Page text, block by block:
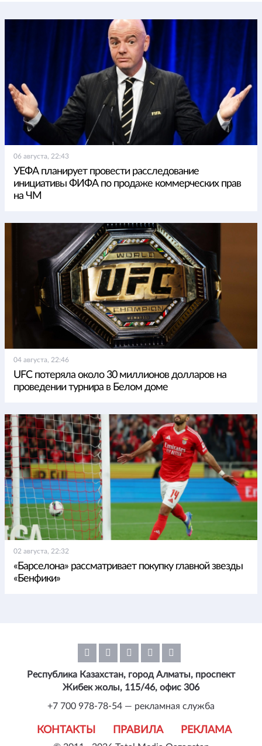
06 августа, 22:43
УЕФА планирует провести расследование
инициативы ФИФА по продаже коммерческих прав
на ЧМ
04 августа, 22:46
UFC потеряла около 30 миллионов долларов на
проведении турнира в Белом доме
02 августа, 22:32
«Барселона» рассматривает покупку главной звезды
«Бенфики»
КОНТАКТЫ ПРАВИЛА РЕКЛАМА
Республика Казахстан, город Алматы, проспект
Жибек жолы, 115/46, офис 306
+7 700 978-78-54 — рекламная служба